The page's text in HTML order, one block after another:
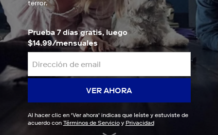
terror.
Prueba 7 días gratis, luego
$14.99/mensuales
VER AHORA
Al hacer clic en 'Ver ahora' indicas que leíste y estuviste de
acuerdo con Términos de Servicioy Privacidad